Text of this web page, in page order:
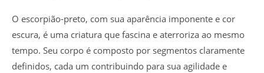
O escorpião-preto, com sua aparência imponente e cor
escura, é uma criatura que fascina e aterroriza ao mesmo
tempo. Seu corpo é composto por segmentos claramente
definidos, cada um contribuindo para sua agilidade e